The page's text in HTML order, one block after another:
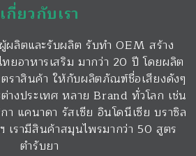
เกี่ยวกับเรา
ผลิตและรับผลิต รับทำ OEM สร้าง
ยอาหารเสริม มากว่า 20 ปี โดยผลิต
ราสินค้า ให้กับผลิตภัณฑ์ชื่อเสียงดังๆ
างประเทศ หลาย Brand ทั่วโลก เช่น
แคนาดา รัสเซีย อินโดนีเซีย บราซิล
เรามีสินค้าสมุนไพรมากว่า 50 สูตร
ตำรับยา